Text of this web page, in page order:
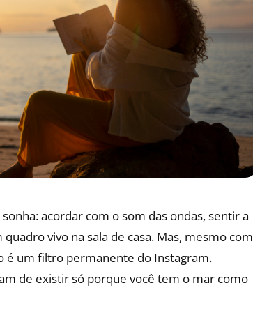
acordar com o som das ondas, sentir a
vivo na sala de casa. Mas, mesmo com
é um filtro permanente do Instagram.
de existir só porque você tem o mar como